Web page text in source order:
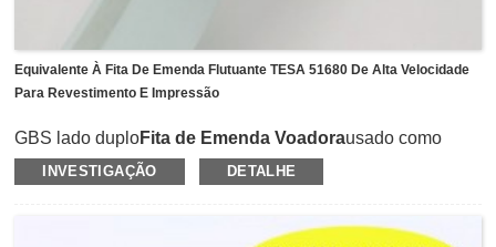
Equivalente À Fita De Emenda Flutuante TESA 51680 De Alta Velocidade
Para Revestimento E Impressão
GBS lado duploFita de Emenda Voadorausado como
papel plano como suporte e revestido com adesivo acrílico
de alta temperatura.É um tipo de fita hidrófuga que pode
saturação).E com a espessura muito fina de 80um, pode
passar perfeitamente pelo vão.A velocidade de saturação é
INVESTIGAÇÃO DETALHE